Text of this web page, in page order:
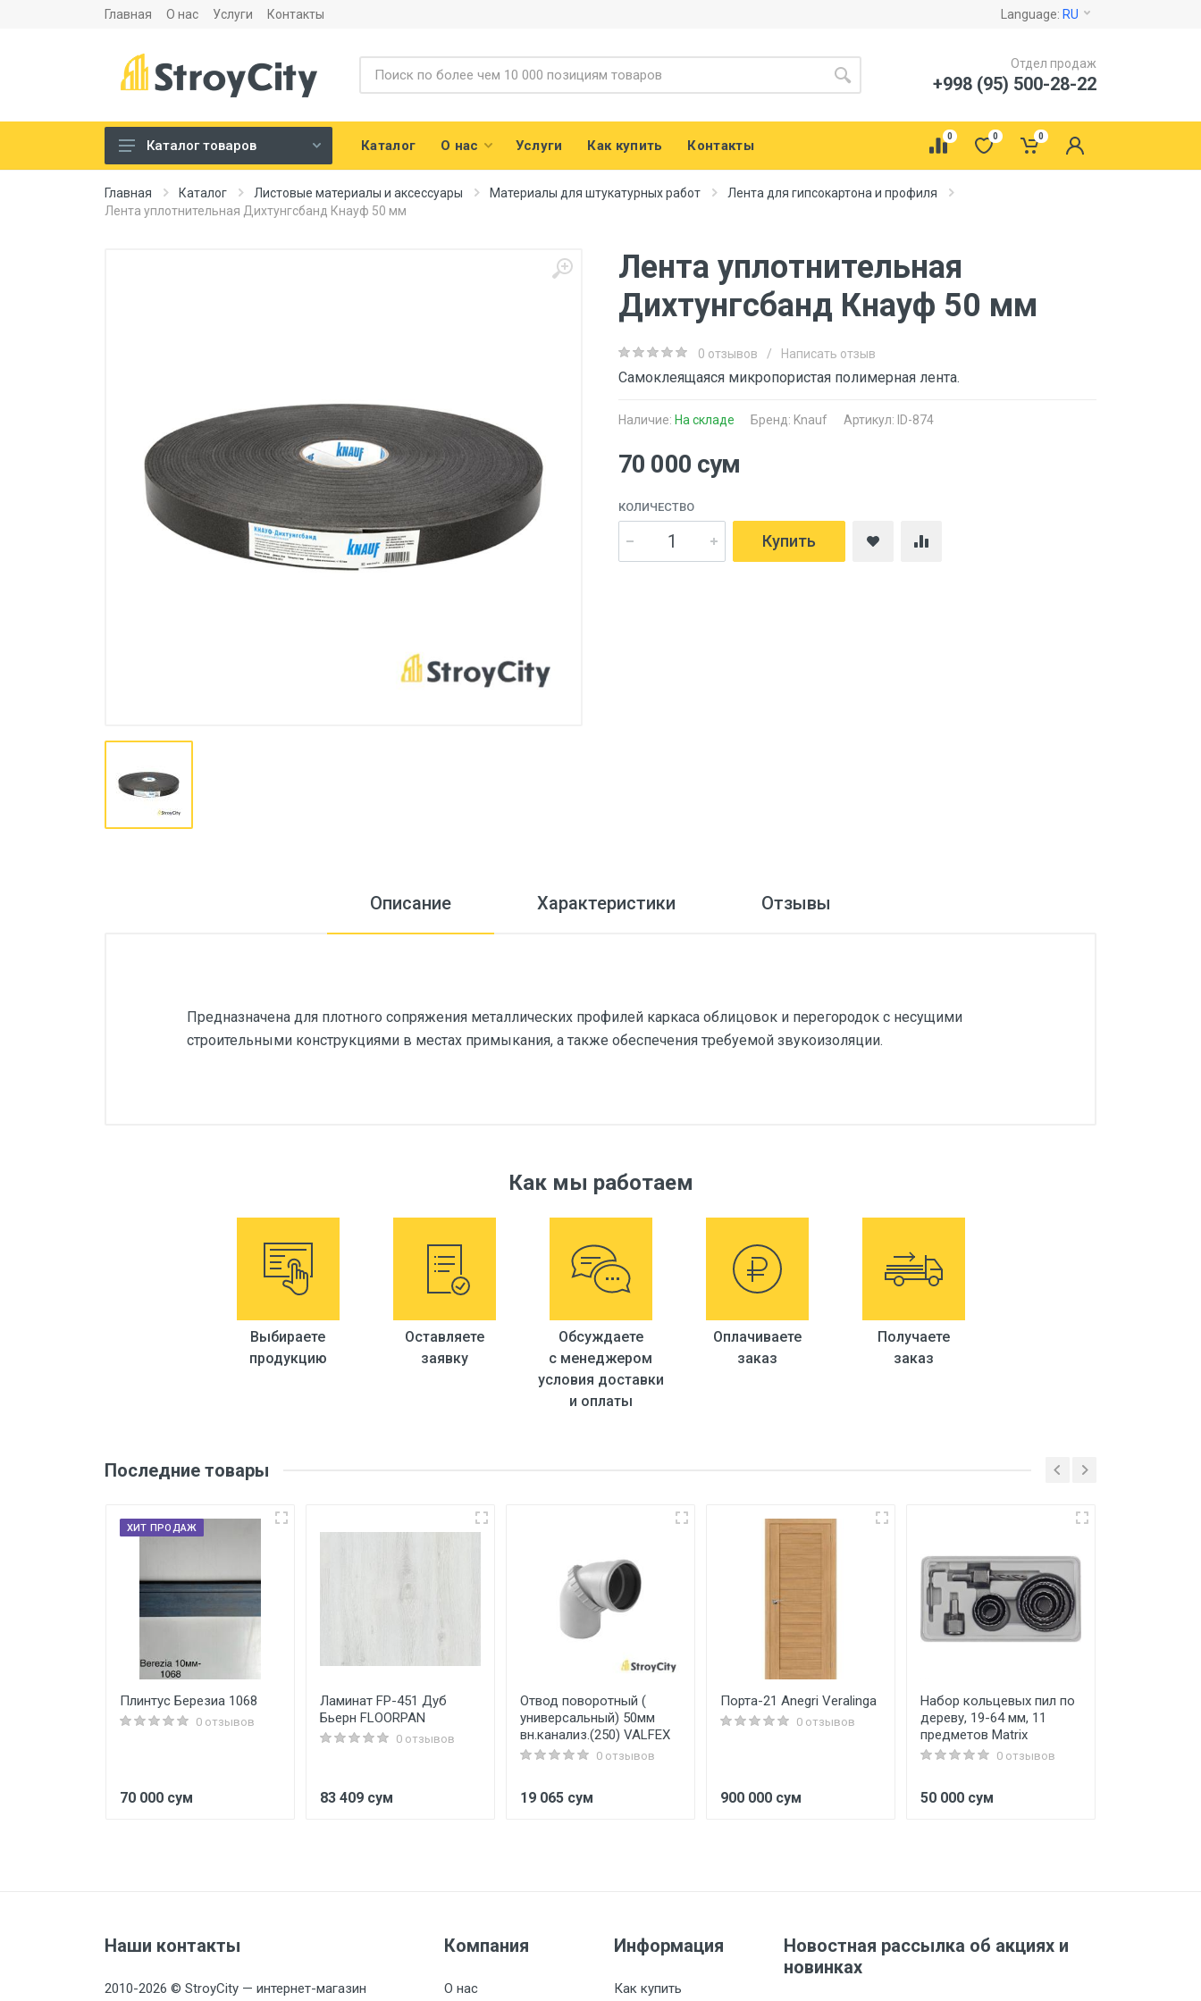
Главная О нас Услуги Контакты Language: RU
Отдел продаж
+998 (95) 500-28-22
Листовые материалы и
аксессуары
Лакокрасочная продукция
Пена, Клей, Герметики
Инструменты
Крепеж
Каталог товаров Каталог О нас Услуги Как купить Контакты
0 0 0
Главная Каталог Листовые материалы и аксессуары Материалы для штукатурных работ
Лента для гипсокартона и профиля
Лента уплотнительная Дихтунгсбанд Кнауф 50 мм
Лента уплотнительная
Дихтунгсбанд Кнауф 50 мм
0 отзывов / Написать отзыв
Самоклеящаяся микропористая полимерная лента.
Наличие: На складе Бренд: Knauf Артикул: ID-874
70 000 сум
КОЛИЧЕСТВО
Купить
Описание Характеристики Отзывы
Предназначена для плотного сопряжения металлических профилей каркаса облицовок и перегородок с несущими
строительными конструкциями в местах примыкания, а также обеспечения требуемой звукоизоляции.
30 м.
Как мы работаем
Выбираете
продукцию
Оставляете
заявку
Обсуждаете
с менеджером
условия доставки
и оплаты
Оплачиваете
заказ
Получаете
заказ
Последние товары
ХИТ ПРОДАЖ
Плинтус Березиа 1068
0 отзывов
70 000 сум
Ламинат FP-451 Дуб
Бьерн FLOORPAN
0 отзывов
83 409 сум
Отвод поворотный (
универсальный) 50мм
вн.канализ.(250) VALFEX
0 отзывов
19 065 сум
Порта-21 Anegri Veralinga
0 отзывов
900 000 сум
Набор кольцевых пил по
дереву, 19-64 мм, 11
предметов Matrix
0 отзывов
50 000 сум
Наши контакты
2010-2026 © StroyCity — интернет-магазин
Компания
О нас
Информация
Как купить
Новостная рассылка об акциях и
новинках